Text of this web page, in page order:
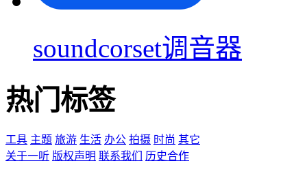
soundcorset调音器
热门标签
工具 主题 旅游 生活 办公 拍摄 时尚 其它
关于一听 版权声明 联系我们 历史合作